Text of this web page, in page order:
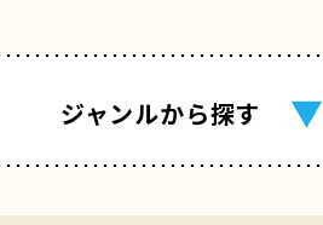
ジャンルから探す ▼